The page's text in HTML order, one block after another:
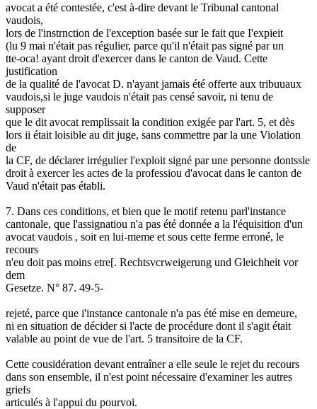
avocat a été contestée, c'est à-dire devant le Tribunal cantonal
vaudois,
lors de l'instrnction de l'exception basée sur le fait que I'expieit
(lu 9 mai n'était pas régulier, parce qu'il n'était pas signé par un
tte-oca! ayant droit d'exercer dans le canton de Vaud. Cette
justification
de la qualité de l'avocat D. n'ayant jamais été offerte aux tribuuaux
vaudois,si le juge vaudois n'était pas censé savoir, ni tenu de
supposer
que le dit avocat remplissait la condition exigée par l'art. 5, et dès
lors ii était loisible au dit juge, sans commettre par la une Violation
de
la CF, de déclarer irrégulier l'exploit signé par une personne dontssle
droit à exercer les actes de la professiou d'avocat dans le canton de
Vaud n'était pas établi.
7. Dans ces conditions, et bien que le motif retenu parl'instance
cantonale, que l'assignatiou n'a pas été donnée a la l'équisition d'un
avocat vaudois , soit en lui-meme et sous cette ferme erroné, le
recours
n'eu doit pas moins etre[. Rechtsvcrweigerung und Gleichheit vor
dem
Gesetze. N° 87. 49-5-
rejeté, parce que i'instance cantonale n'a pas été mise en demeure,
ni en situation de décider si l'acte de procédure dont il s'agit était
valable au point de vue de l'art. 5 transitoire de la CF.
Cette cousidération devant entraîner a elle seule le rejet du recours
dans son ensemble, il n'est point nécessaire d'examiner les autres
griefs
articulés à l'appui du pourvoi.